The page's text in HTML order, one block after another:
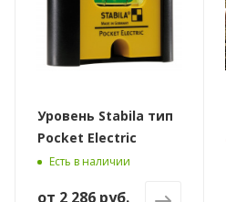
Уровень Stabila тип
Pocket Electric
Есть в наличии
от 2 286 руб.